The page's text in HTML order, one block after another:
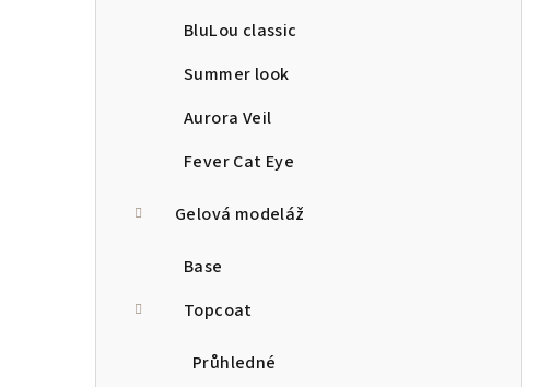
BluLou classic
Summer look
Aurora Veil
Fever Cat Eye
Gelová modeláž
Base
Topcoat
Průhledné